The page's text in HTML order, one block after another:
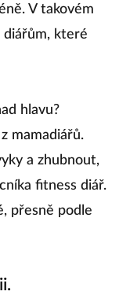
V takovém
které
hlavu?
mamadiářů.
a zhubnout,
fitness diář.
přesně podle